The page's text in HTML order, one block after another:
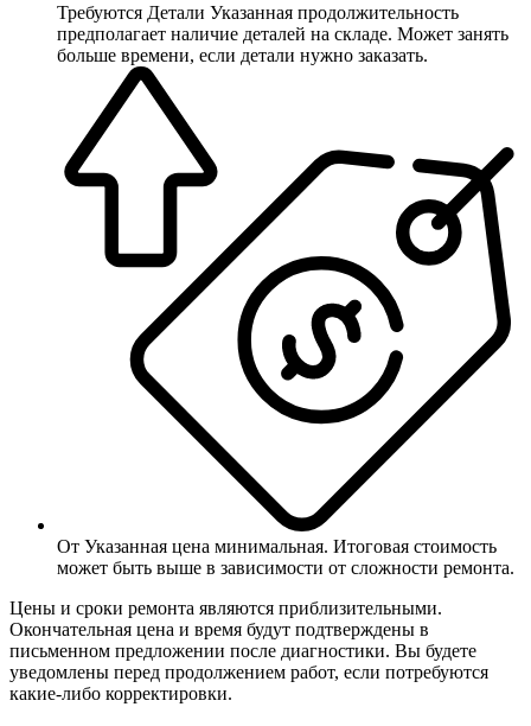
Требуются Детали Указанная продолжительность
предполагает наличие деталей на складе. Может занять
больше времени, если детали нужно заказать.
От Указанная цена минимальная. Итоговая стоимость
может быть выше в зависимости от сложности ремонта.
Цены и сроки ремонта являются приблизительными.
Окончательная цена и время будут подтверждены в
письменном предложении после диагностики. Вы будете
уведомлены перед продолжением работ, если потребуются
какие-либо корректировки.